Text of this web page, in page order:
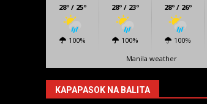
28º / 25º
100%
28º / 23º
100%
28º / 26º
100%
Manila weather
KAPAPASOK NA BALITA